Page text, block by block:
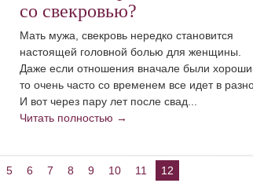
со свекровью?
Мать мужа, свекровь нередко становится
настоящей головной болью для женщины.
Даже если отношения вначале были
то очень часто со временем все идет в
И вот через пару лет после свад...
Читать полностью →
5 6 7 8 9 10 11 12